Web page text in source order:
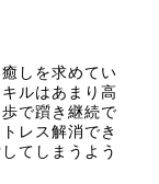
しを求めてい
ルはあまり高
で躓き継続で
レス解消でき
てしまうよう